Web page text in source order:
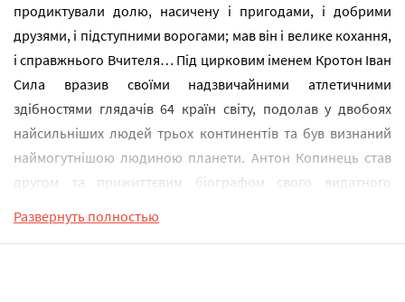
продиктували долю, насичену і пригодами, і добрими
друзями, і підступними ворогами; мав він і велике кохання,
і справжнього Вчителя… Під цирковим іменем Кротон Іван
Сила вразив своїми надзвичайними атлетичними
здібностями глядачів 64 країн світу, подолав у двобоях
найсильніших людей трьох континентів та був визнаний
наймогутнішою людиною планети. Антон Копинець став
другом та прижиттєвим біографом свого видатного
повна версія роману про Івана Силу.
Развернуть полностью